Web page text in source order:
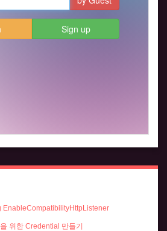
EnableCompatibilityHttpListener
위한 Credential 만들기